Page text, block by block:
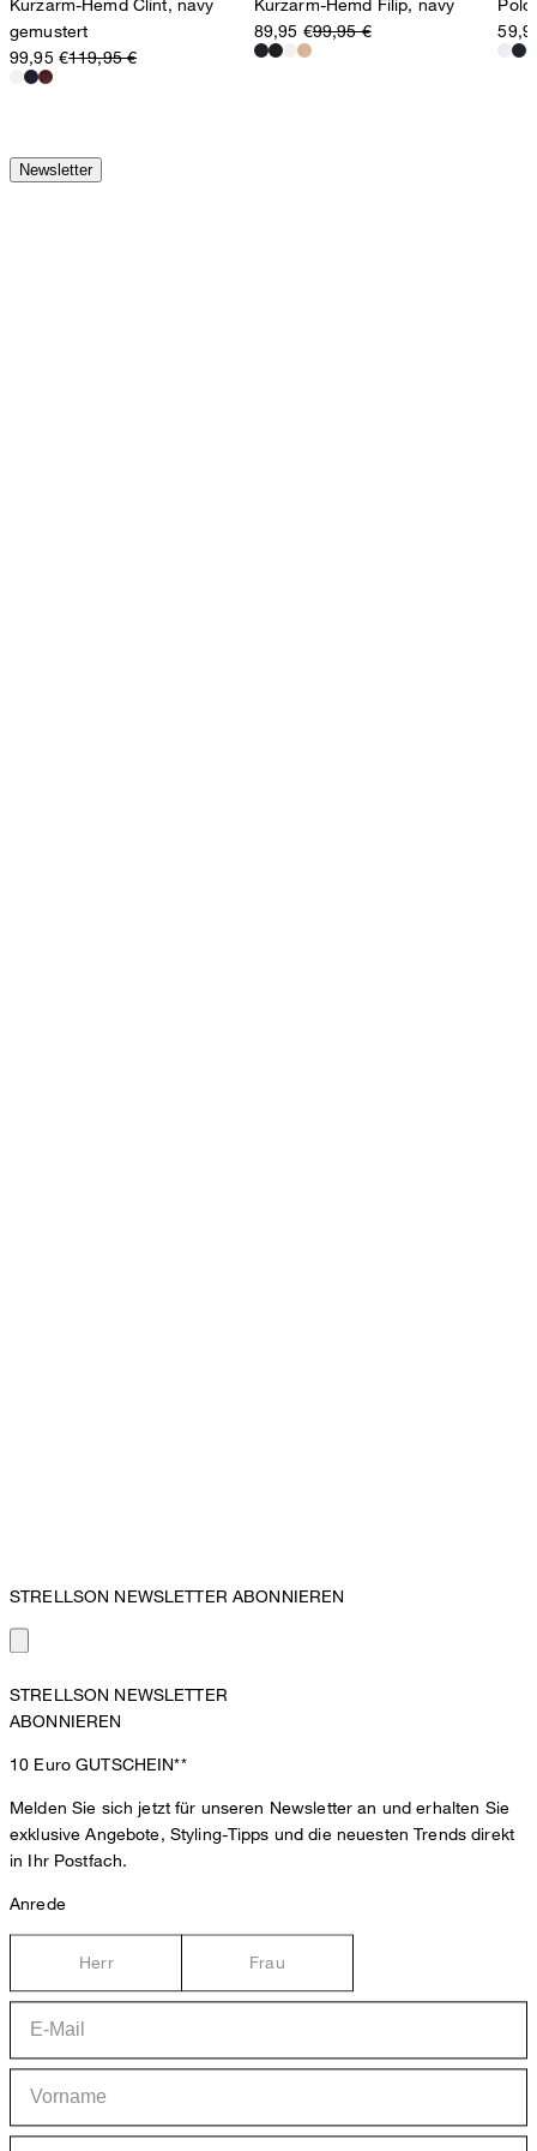
Kurzarm-Hemd Clint, navy
gemustert
99,95 €119,95 €
Kurzarm-Hemd Filip, navy
89,95 €99,95 €
Newsletter
STRELLSON NEWSLETTER ABONNIEREN
STRELLSON NEWSLETTER
ABONNIEREN
10 EuroGUTSCHEIN**
Melden Sie sich jetzt für unseren Newsletter an und erhalten Sie
exklusive Angebote, Styling-Tipps und die neuesten Trends direkt
in Ihr Postfach.
Anrede
Herr Frau